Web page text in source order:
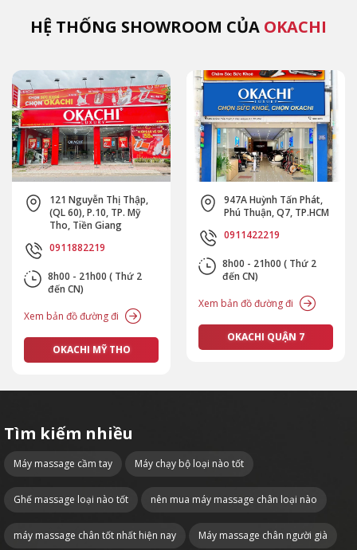
HỆ THỐNG SHOWROOM CỦA OKACHI
121 Nguyễn Thị Thập,
(QL 60), P.10, TP. Mỹ
Tho, Tiền Giang
0911882219
8h00 - 21h00 ( Thứ 2
đến CN)
Xem bản đồ đường đi
OKACHI MỸ THO
947A Huỳnh Tấn Phát,
Phú Thuận, Q7, TP.HCM
0911422219
8h00 - 21h00 ( Thứ 2
đến CN)
Xem bản đồ đường đi
OKACHI QUẬN 7
Tìm kiếm nhiều
Máy massage cầm tay Máy chạy bộ loại nào tốt
Ghế massage loại nào tốt nên mua máy massage chân loại nào
máy massage chân tốt nhất hiện nay Máy massage chân người già